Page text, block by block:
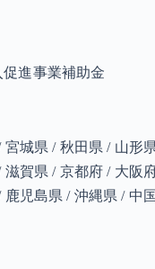
促進事業補助金
城県 / 秋田県 / 山形
賀県 / 京都府 / 大阪
児島県 / 沖縄県 /